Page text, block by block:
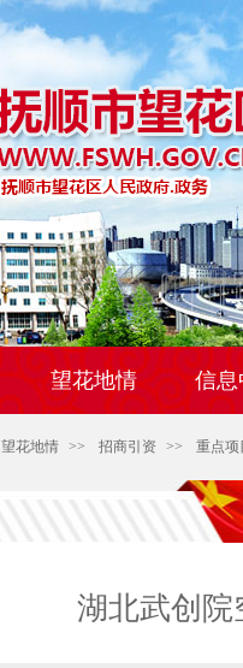
望花地情 信息
望花地情 >> 招商引资 >> 重点项
湖北武创院